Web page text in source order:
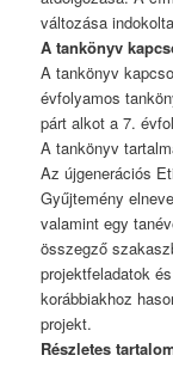
változása
A tankönyv
A tankönyv
évfolyamos
párt alkot a 7.
A tankönyv
Az újgenerációs
Gyűjtemény
valamint egy
összegző
projektfeladatok
korábbiakhoz
projekt.
Részletes